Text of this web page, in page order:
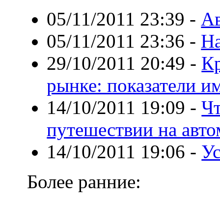
05/11/2011 23:39 -
05/11/2011 23:36 -
29/10/2011 20:49 -
рынке: показатели
14/10/2011 19:09 -
путешествии на
14/10/2011 19:06 -
Более ранние: